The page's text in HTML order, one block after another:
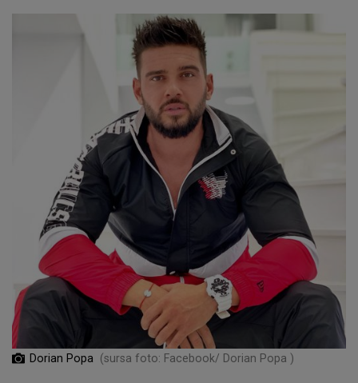
Dorian Popa (sursa foto: Facebook/ Dorian Popa )